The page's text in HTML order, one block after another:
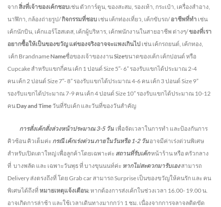
จากสิ่งที่เจ้าของเค้กชอบเช่น ตัวการ์ตูน, ของสะสม, รองเท้า, กระเป๋า, เครื่องสำอาง,
นาฬิกา, กล้องถ่ายรูป/กิจกรรมที่ชอบ เช่น เค้กท่องเที่ยว, เค้กขับรถ/อาชีพที่ทำ เช่น
เค้กนักบิน, เค้กแอร์โฮสเตส, เค้กผู้บริหาร, เค้กพนักงานในสายอาชีพ ต่างๆ/ของที่เรา
อยากซื้อให้เป็นของขวัญ แต่ของจริงอาจจะแพงเกินไป เช่น เค้กรถยนต์, เค้กทอง,
เค้ก Brandname Nameชื่อของเจ้าของงานSizeขนาดของเค้ก เค้กปอนด์ หรือ
Cupcake สำหรับแขกกี่คน เค้ก 1 ปอนด์ Size 5″- 6” รองรับแขกได้ประมาณ 2-4
คน เค้ก 2 ปอนด์ Size 7″- 8” รองรับแขกได้ประมาณ 4-6 คน เค้ก 3 ปอนด์ Size 9”
รองรับแขกได้ประมาณ 7-9 คน เค้ก 4 ปอนด์ Size 10” รองรับแขกได้ประมาณ 10-12
คน Day and Time วันที่รับเค้ก และวันที่ของวันสำคัญ
การสั่งเค้กสั่งล่วงหน้าประมาณ3-5 วัน เพื่อจัดเวลาในการทำ และป้องกันการ
คิวซ้อน คิวเต็มค่ะ กรณี เค้กเร่งด่วนภายในวันหรือ 1-2 วัน อาจมีค่าเร่งด่วนพิเศษ
สำหรับเปิดเตาใหญ่ เพื่อลูกค้าโดยเฉพาะค่ะ สถานที่รับเค้กหน้าร้าน หรือ ครัวกลาง
ที่ บางพลัด และ เฉพาะวันพุธ ที่ บางขุนนนท์ค่ะ หากไม่สะดวกมารับเองสามารถ
Delivery ส่งตรงถึงที่ โดย Grab car สามารถ Surprise เป็นของขวัญให้คนรัก และ คน
พิเศษได้ถึงที่ หมายเหตุแจ้งเตือน:หากต้องการส่งเค้กในช่วงเวลา 16.00- 19.00 น.
อาจเกิดการล่าช้า และใช้เวลาเดินทางมากกว่า 1 ชม. เนื่องจากการจลาจลติดขัด